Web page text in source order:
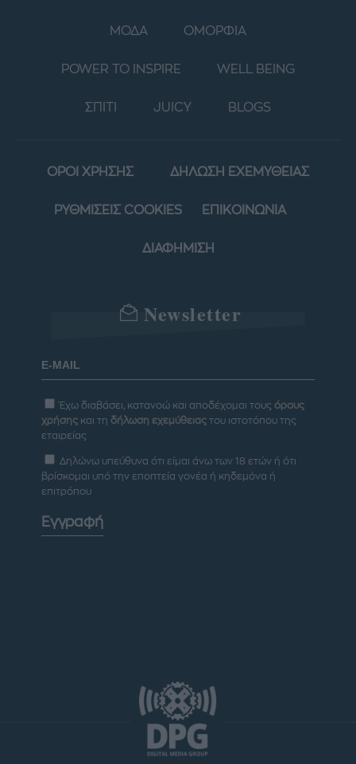
ΜΟΔΑ ΟΜΟΡΦΙΑ
POWER TO INSPIRE WELL BEING
ΣΠΙΤΙ JUICY BLOGS
ΟΡΟΙ ΧΡΗΣΗΣ ΔΗΛΩΣΗ ΕΧΕΜΥΘΕΙΑΣ
ΡΥΘΜΙΣΕΙΣ COOKIES ΕΠΙΚΟΙΝΩΝΙΑ
ΔΙΑΦΗΜΙΣΗ
Newsletter
Έχω διαβάσει, κατανοώ και αποδέχομαι τους όρους
χρήσης και τη δήλωση εχεμύθειας του ιστοτόπου της
εταιρείας
Δηλώνω υπεύθυνα ότι είμαι άνω των 18 ετών ή ότι
βρίσκομαι υπό την εποπτεία γονέα ή κηδεμόνα ή
επιτρόπου
Εγγραφή